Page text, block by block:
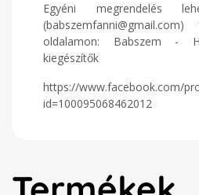
Egyéni megrendelés
oldalamon: Babszem -
kiegészítők
https://www.facebook.com/
id=100095068462012